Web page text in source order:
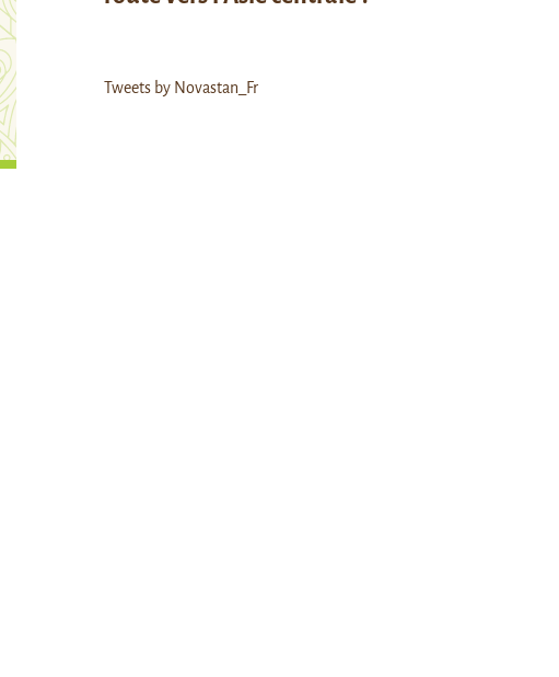
Tweets by Novastan_Fr